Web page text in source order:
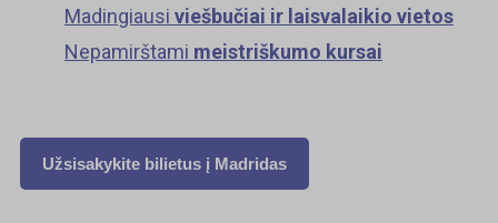
Madingiausi viešbučiai ir laisvalaikio vietos
Nepamirštami meistriškumo kursai
Užsisakykite bilietus į Madridas